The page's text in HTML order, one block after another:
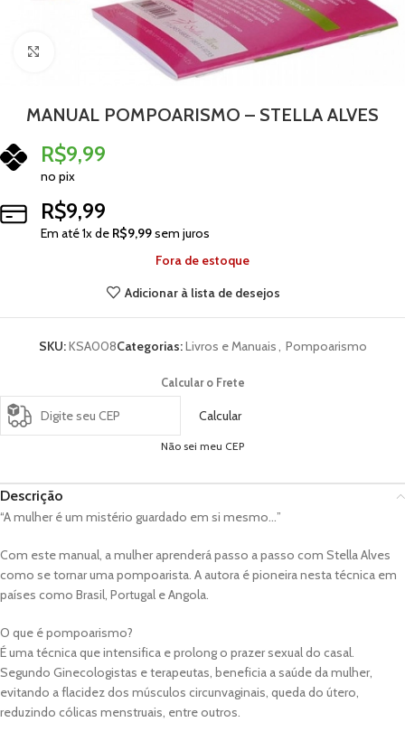
Clique para ampliar
MANUAL POMPOARISMO – STELLA ALVES
R$9,99
no pix
R$9,99
Em até1x de R$9,99sem juros
Fora de estoque
Adicionar à lista de desejos
SKU:KSA008Categorias:Livros e Manuais, Pompoarismo
Calcular o Frete
Calcular
Não sei meu CEP
Descrição
“A mulher é um mistério guardado em si mesmo…”
Com este manual, a mulher aprenderá passo a passo com Stella Alves
como se tornar uma pompoarista. A autora é pioneira nesta técnica em
países como Brasil, Portugal e Angola.
O que é pompoarismo?
É uma técnica que intensifica e prolong o prazer sexual do casal.
Segundo Ginecologistas e terapeutas, beneficia a saúde da mulher,
evitando a flacidez dos músculos circunvaginais, queda do útero,
reduzindo cólicas menstruais, entre outros.